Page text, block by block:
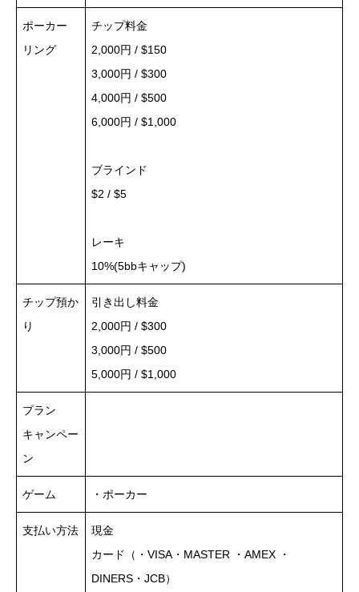
ポーカー
リング
チップ料金
2,000円 / $150
3,000円 / $300
4,000円 / $500
6,000円 / $1,000
ブラインド
$2 / $5
レーキ
10%(5bbキャップ)
チップ預か
り
引き出し料金
2,000円 / $300
3,000円 / $500
5,000円 / $1,000
プラン
キャンペー
ン
ゲーム ・ポーカー
支払い方法
現金
カード（・VISA・MASTER ・AMEX ・
DINERS・JCB）